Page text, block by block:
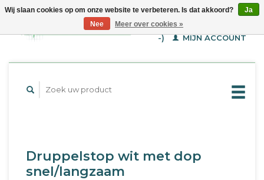
WINKELWAGEN (€--,-
-)
MIJN ACCOUNT
Druppelstop wit met dop
snel/langzaam
Wij slaan cookies op om onze website te verbeteren. Is dat akkoord?
Ja
Nee
Meer over cookies »